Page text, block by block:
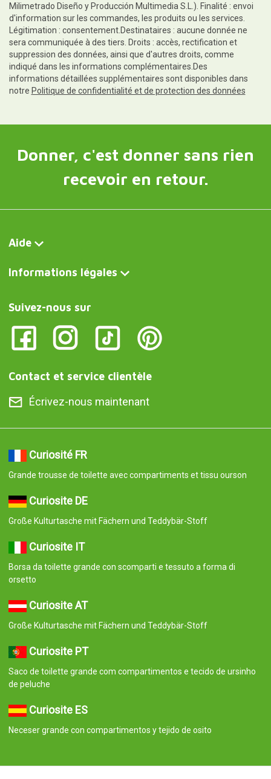
Milimetrado Diseño y Producción Multimedia S.L.). Finalité : envoi
d'information sur les commandes, les produits ou les services.
Légitimation : consentement.Destinataires : aucune donnée ne
sera communiquée à des tiers. Droits : accès, rectification et
suppression des données, ainsi que d'autres droits, comme
indiqué dans les informations complémentaires.Des
informations détaillées supplémentaires sont disponibles dans
notre Politique de confidentialité et de protection des données
Donner, c'est donner sans rien
recevoir en retour.
Aide
Informations légales
Suivez-nous sur
Contact et service clientèle
Écrivez-nous maintenant
Curiosité FR
Grande trousse de toilette avec compartiments et tissu ourson
Curiosite DE
Große Kulturtasche mit Fächern und Teddybär-Stoff
Curiosite IT
Borsa da toilette grande con scomparti e tessuto a forma di
orsetto
Curiosite AT
Große Kulturtasche mit Fächern und Teddybär-Stoff
Curiosite PT
Saco de toilette grande com compartimentos e tecido de ursinho
de peluche
Curiosite ES
Neceser grande con compartimentos y tejido de osito